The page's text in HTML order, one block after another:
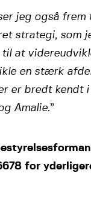
jeg også
strategi,
at
en stærk
er bredt kendt
Amalie.”
for